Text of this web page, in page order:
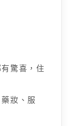
驚喜，住
妝、服